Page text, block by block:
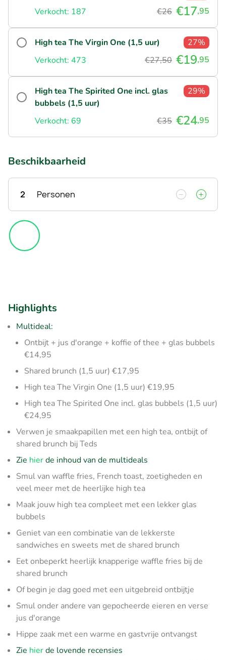
Verkocht: 187
€26 €17,95
High tea The Virgin One (1,5 uur)
27%
Verkocht: 473
€27,50 €19,95
High tea The Spirited One incl. glas
bubbels (1,5 uur)
29%
Verkocht: 69 €35 €24,95
Beschikbaarheid
2 Personen
Highlights
Multideal:
Ontbijt + jus d'orange + koffie of thee + glas bubbels
€14,95
Shared brunch (1,5 uur) €17,95
High tea The Virgin One (1,5 uur) €19,95
High tea The Spirited One incl. glas bubbels (1,5 uur)
€24,95
Verwen je smaakpapillen met een high tea, ontbijt of
shared brunch bij Teds
Zie hierde inhoud van de multideals
Smul van waffle fries, French toast, zoetigheden en
veel meer met de heerlijke high tea
Maak jouw high tea compleet met een lekker glas
bubbels
Geniet van een combinatie van de lekkerste
sandwiches en sweets met de shared brunch
Eet onbeperkt heerlijk knapperige waffle fries bij de
shared brunch
Of begin je dag goed met een uitgebreid ontbijtje
Smul onder andere van gepocheerde eieren en verse
jus d'orange
Hippe zaak met een warme en gastvrije ontvangst
Zie hierde lovende recensies